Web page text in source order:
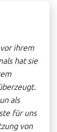
ihrem
hat sie
als
für uns
von